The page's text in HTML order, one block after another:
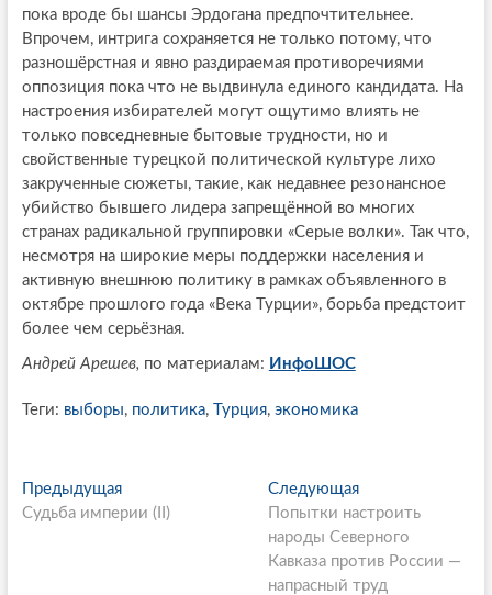
пока вроде бы шансы Эрдогана предпочтительнее.
Впрочем, интрига сохраняется не только потому, что
разношёрстная и явно раздираемая противоречиями
оппозиция пока что не выдвинула единого кандидата. На
настроения избирателей могут ощутимо влиять не
только повседневные бытовые трудности, но и
свойственные турецкой политической культуре лихо
закрученные сюжеты, такие, как недавнее резонансное
убийство бывшего лидера запрещённой во многих
странах радикальной группировки «Серые волки». Так что,
несмотря на широкие меры поддержки населения и
активную внешнюю политику в рамках объявленного в
октябре прошлого года «Века Турции», борьба предстоит
более чем серьёзная.
Андрей Арешев, по материалам: ИнфоШОС
Теги: выборы, политика, Турция, экономика
P
o
ПредыдущаяП
р
Судьба империи (II)
Следующая
л
е
д
у
Попытки настроить
народы Северного
Кавказа против России —
напрасный труд